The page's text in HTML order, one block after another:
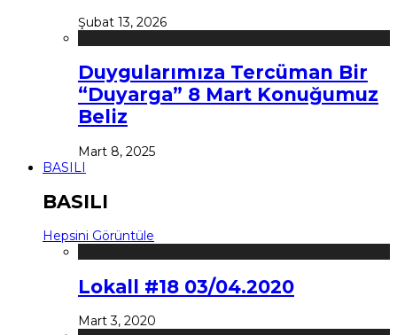
Şubat 13, 2026
Duygularımıza Tercüman Bir
“Duyarga” 8 Mart Konuğumuz
Beliz
Mart 8, 2025
BASILI
BASILI
Hepsini Görüntüle
Lokall #18 03/04.2020
Mart 3, 2020